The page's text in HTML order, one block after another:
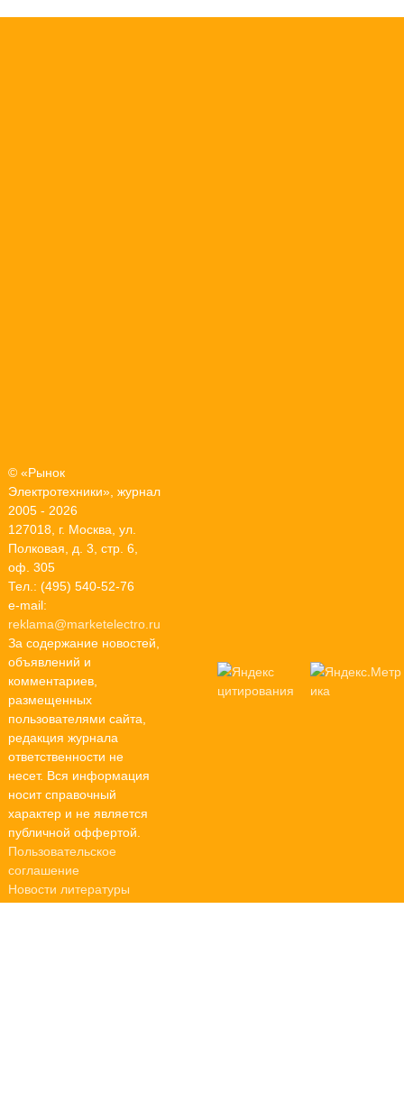
© «Рынок
Электротехники», журнал
2005 - 2026
127018, г. Москва, ул.
Полковая, д. 3, стр. 6,
оф. 305
Тел.: (495) 540-52-76
e-mail:
reklama@marketelectro.ru
За содержание новостей,
объявлений и
комментариев,
размещенных
пользователями сайта,
редакция журнала
ответственности не
несет. Вся информация
носит справочный
характер и не является
публичной оффертой.
Пользовательское
соглашение
Новости литературы